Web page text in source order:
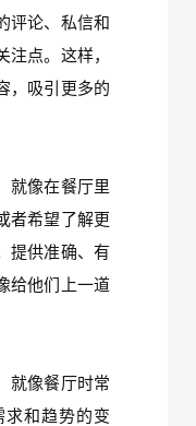
评论、私信和
点。这样，
，吸引更多的
就像在餐厅里
者希望了解更
提供准确、有
给他们上一道
就像餐厅时常
和趋势的变